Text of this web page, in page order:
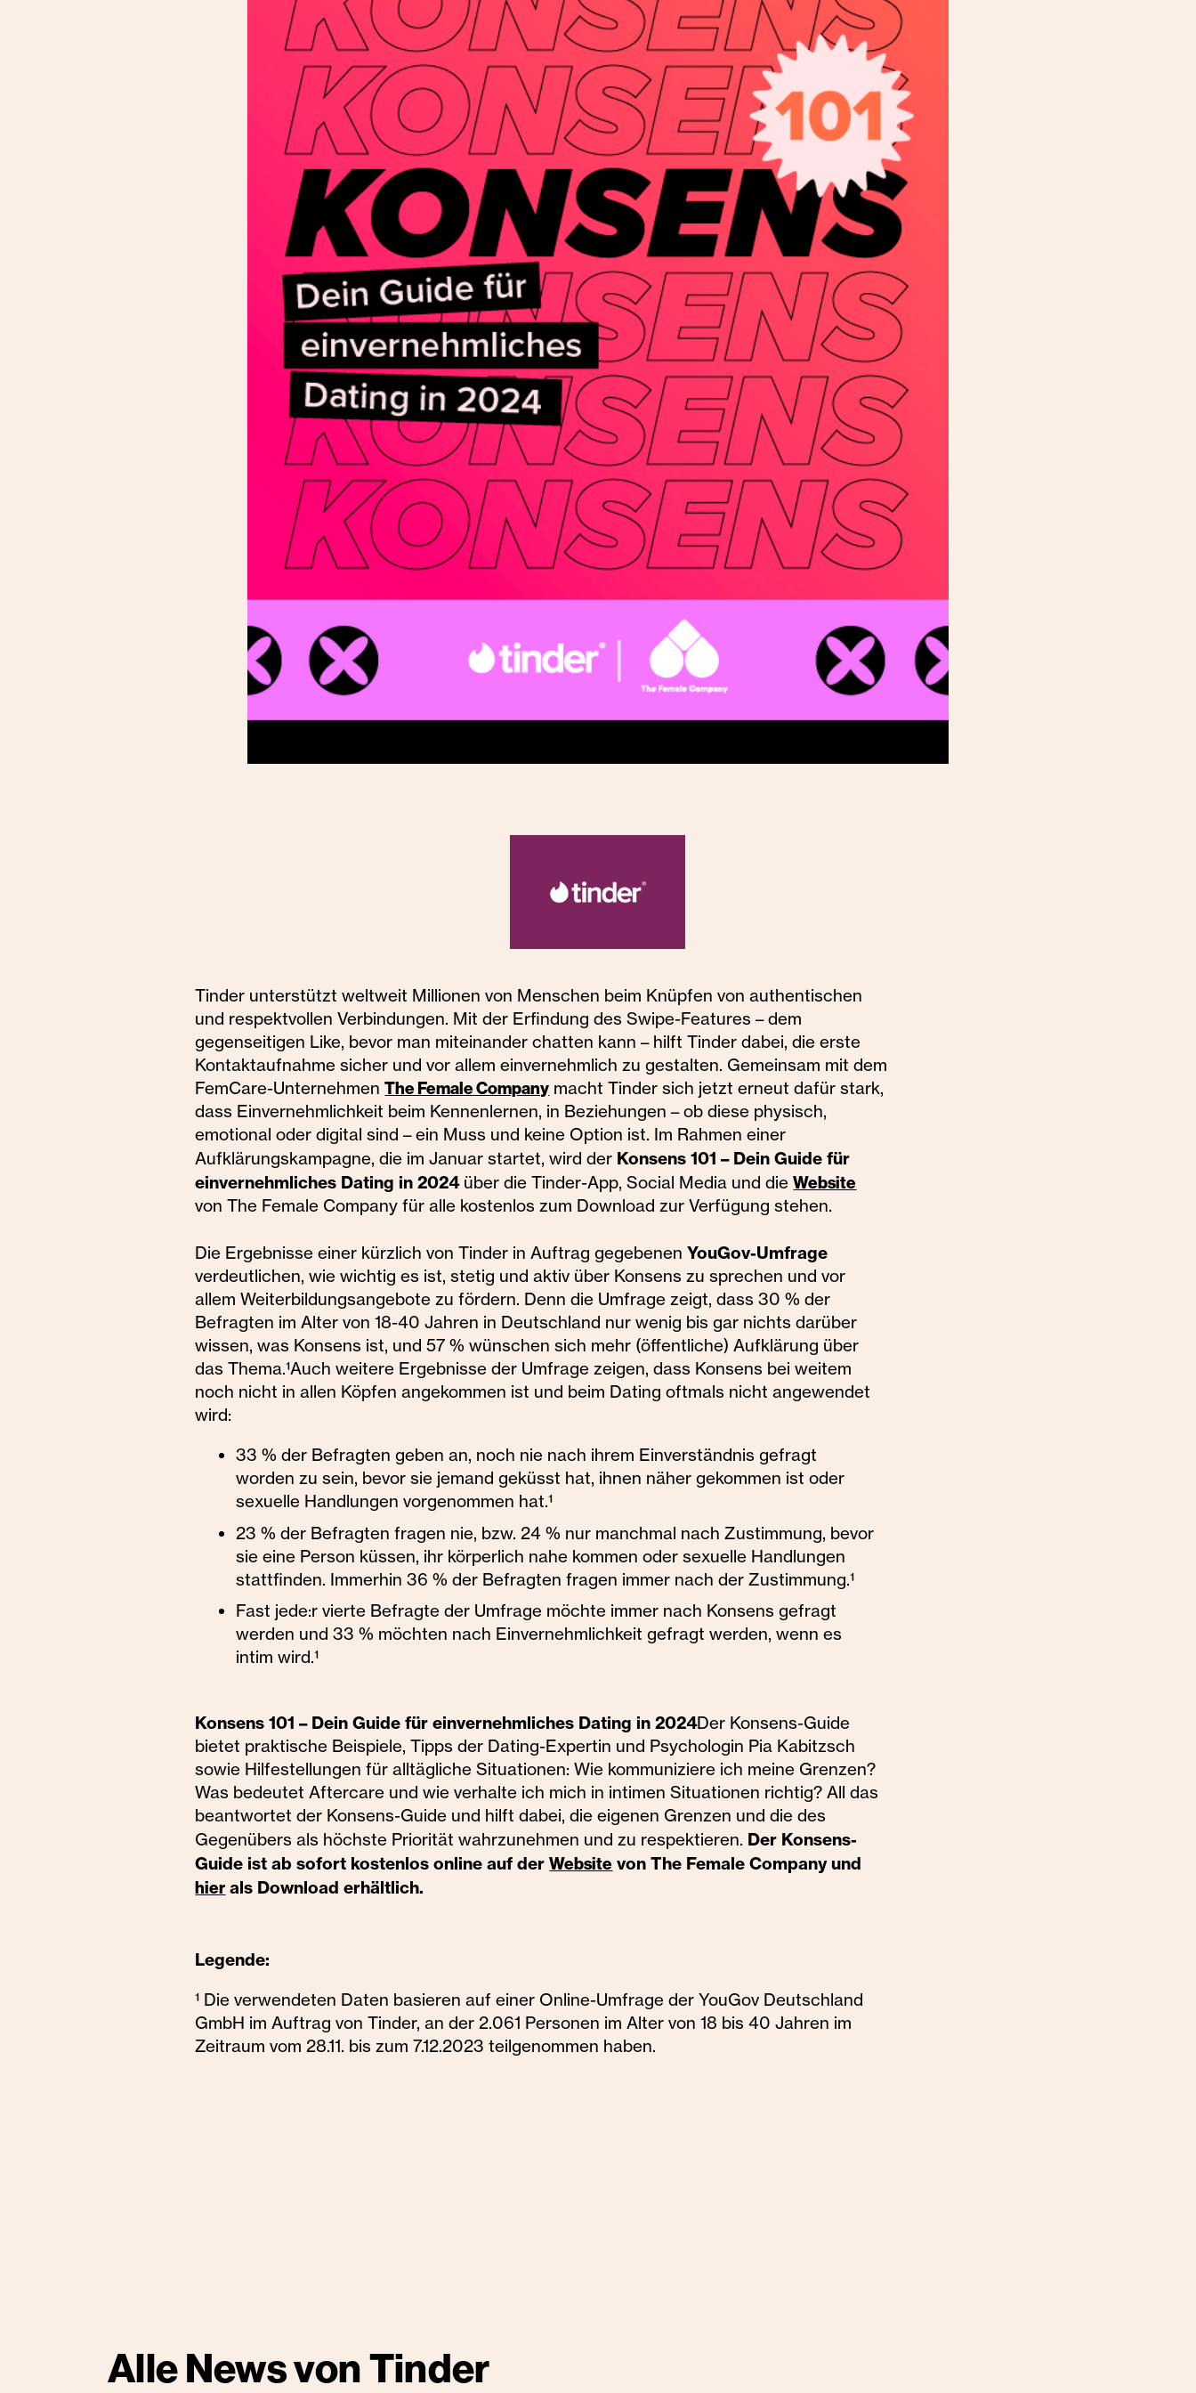
Tinder unterstützt weltweit Millionen von Menschen beim Knüpfen von authentischen
und respektvollen Verbindungen. Mit der Erfindung des Swipe-Features – dem
gegenseitigen Like, bevor man miteinander chatten kann – hilft Tinder dabei, die erste
Kontaktaufnahme sicher und vor allem einvernehmlich zu gestalten. Gemeinsam mit dem
FemCare-UnternehmenThe Female Company macht Tinder sich jetzt erneut dafür stark,
dass Einvernehmlichkeit beim Kennenlernen, in Beziehungen – ob diese physisch,
emotional oder digital sind – ein Muss und keine Option ist. Im Rahmen einer
Aufklärungskampagne, die im Januar startet, wird der Konsens 101 – Dein Guide für
einvernehmliches Dating in 2024über die Tinder-App, Social Media und dieWebsite
von The Female Company für alle kostenlos zum Download zur Verfügung stehen.
Die Ergebnisse einer kürzlich von Tinder in Auftrag gegebenenYouGov-Umfrage
verdeutlichen, wie wichtig es ist, stetig und aktiv über Konsens zu sprechen und vor
allem Weiterbildungsangebote zu fördern. Denn die Umfrage zeigt, dass 30 % der
Befragten im Alter von 18-40 Jahren in Deutschland nur wenig bis gar nichts darüber
wissen, was Konsens ist, und 57 % wünschen sich mehr (öffentliche) Aufklärung über
das Thema.¹Auch weitere Ergebnisse der Umfrage zeigen, dass Konsens bei weitem
noch nicht in allen Köpfen angekommen ist und beim Dating oftmals nicht angewendet
wird:
33 % der Befragten geben an, noch nie nach ihrem Einverständnis gefragt
worden zu sein, bevor sie jemand geküsst hat, ihnen näher gekommen ist oder
sexuelle Handlungen vorgenommen hat.¹
23 % der Befragten fragen nie, bzw. 24 % nur manchmal nach Zustimmung, bevor
sie eine Person küssen, ihr körperlich nahe kommen oder sexuelle Handlungen
stattfinden. Immerhin 36 % der Befragten fragen immer nach der Zustimmung.¹
Fast jede:r vierte Befragte der Umfrage möchte immer nach Konsens gefragt
werden und 33 % möchten nach Einvernehmlichkeit gefragt werden, wenn es
intim wird.¹
Konsens 101 – Dein Guide für einvernehmliches Dating in 2024Der Konsens-Guide
bietet praktische Beispiele, Tipps der Dating-Expertin und Psychologin Pia Kabitzsch
sowie Hilfestellungen für alltägliche Situationen: Wie kommuniziere ich meine Grenzen?
Was bedeutet Aftercare und wie verhalte ich mich in intimen Situationen richtig? All das
beantwortet der Konsens-Guide und hilft dabei, die eigenen Grenzen und die des
Gegenübers als höchste Priorität wahrzunehmen und zu respektieren. Der Konsens-
Guide ist ab sofort kostenlos online auf derWebsite von The Female Company und
hier als Download erhältlich.
Legende:
¹ Die verwendeten Daten basieren auf einer Online-Umfrage der YouGov Deutschland
GmbH im Auftrag von Tinder, an der 2.061 Personen im Alter von 18 bis 40 Jahren im
Zeitraum vom 28.11. bis zum 7.12.2023 teilgenommen haben.
Alle News vonTinder